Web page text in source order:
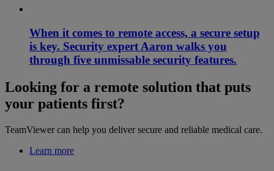
When it comes to remote access, a secure setup
is key. Security expert Aaron walks you
through five unmissable security features.
Looking for a remote solution that puts
your patients first?
TeamViewer can help you deliver secure and reliable medical care.
Learn more